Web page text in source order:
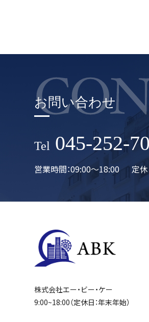
お問い合わせ
Tel 045-252-
営業時間：09:00〜18:00 定
株式会社エー・ビー・ケー
9:00~18:00（定休日：年末年始）